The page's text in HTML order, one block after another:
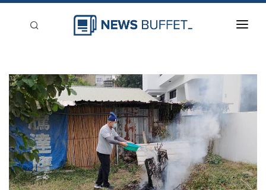
新聞稿分類
登入
刊登